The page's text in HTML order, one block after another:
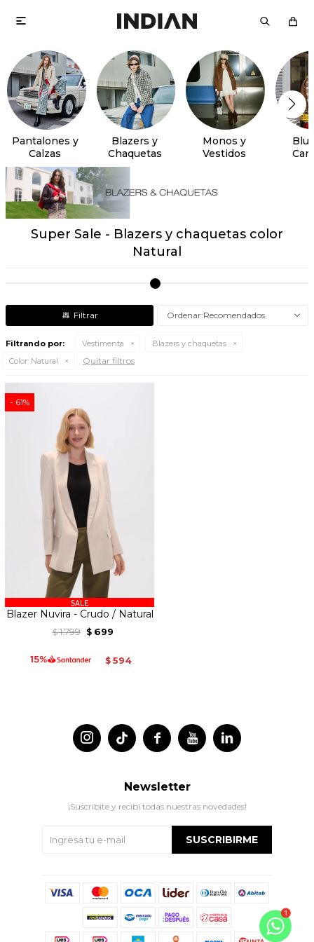

Pantalones y
Calzas
Blazers y
Chaquetas
Monos y
Vestidos
Super Sale - Blazers y chaquetas color
Natural
Recomendados
Filtrando por: Vestimenta
Blazers y chaquetas
Color: Natural Quitar filtros
61
Blazer Nuvira - Crudo / Natural
$ 1.799 $ 699
$ 594
 
 
Newsletter
¡Suscribite y recibí todas nuestras novedades!
SUSCRIBIRME